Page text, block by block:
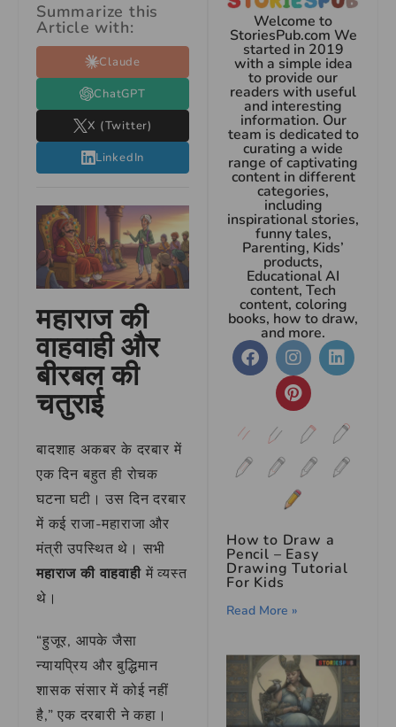
Summarize this
Article with:
Claude
ChatGPT
X (Twitter)
LinkedIn
महाराज की
वाहवाही और
बीरबल की
चतुराई
बादशाह अकबर के दरबार में
एक दिन बहुत ही रोचक
घटना घटी। उस दिन दरबार
में कई राजा-महाराजा और
मंत्री उपस्थित थे। सभी
महाराज की वाहवाहीमें व्यस्त
थे।
“हुजूर, आपके जैसा
न्यायप्रिय और बुद्धिमान
शासक संसार में कोई नहीं
है,” एक दरबारी ने कहा।
Welcome to
StoriesPub.com We
started in 2019
with a simple idea
to provide our
readers with useful
and interesting
information. Our
team is dedicated to
curating a wide
range of captivating
content in different
categories,
including
inspirational stories,
funny tales,
Parenting, Kids’
products,
Educational AI
content, Tech
content, coloring
books, how to draw,
and more.
How to Draw a
Pencil – Easy
Drawing Tutorial
For Kids
Read More »